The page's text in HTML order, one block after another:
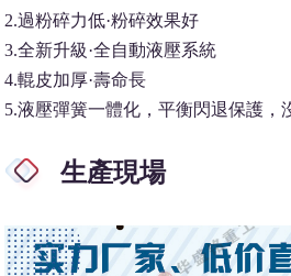
2.過粉碎力低·粉碎效果好
3.全新升級·全自動液壓系統
4.輥皮加厚·壽命長
5.液壓彈簧一體化，平衡閃退保護，
生產現場